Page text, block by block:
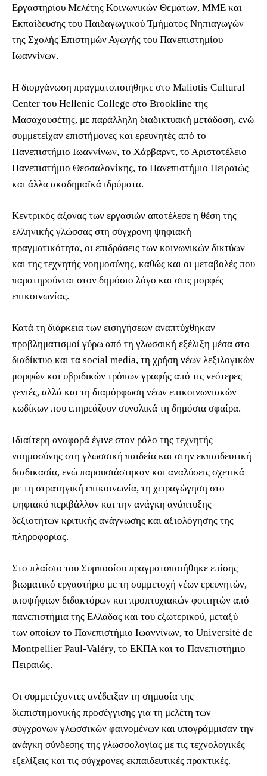
Εργαστηρίου Μελέτης Κοινωνικών Θεμάτων, ΜΜΕ και
Εκπαίδευσης του Παιδαγωγικού Τμήματος Νηπιαγωγών
της Σχολής Επιστημών Αγωγής του Πανεπιστημίου
Ιωαννίνων.
Η διοργάνωση πραγματοποιήθηκε στο Maliotis Cultural
Center του Hellenic College στο Brookline της
Μασαχουσέτης, με παράλληλη διαδικτυακή μετάδοση, ενώ
συμμετείχαν επιστήμονες και ερευνητές από το
Πανεπιστήμιο Ιωαννίνων, το Χάρβαρντ, το Αριστοτέλειο
Πανεπιστήμιο Θεσσαλονίκης, το Πανεπιστήμιο Πειραιώς
και άλλα ακαδημαϊκά ιδρύματα.
Κεντρικός άξονας των εργασιών αποτέλεσε η θέση της
ελληνικής γλώσσας στη σύγχρονη ψηφιακή
πραγματικότητα, οι επιδράσεις των κοινωνικών δικτύων
και της τεχνητής νοημοσύνης, καθώς και οι μεταβολές που
παρατηρούνται στον δημόσιο λόγο και στις μορφές
επικοινωνίας.
Κατά τη διάρκεια των εισηγήσεων αναπτύχθηκαν
προβληματισμοί γύρω από τη γλωσσική εξέλιξη μέσα στο
διαδίκτυο και τα social media, τη χρήση νέων λεξιλογικών
μορφών και υβριδικών τρόπων γραφής από τις νεότερες
γενιές, αλλά και τη διαμόρφωση νέων επικοινωνιακών
κωδίκων που επηρεάζουν συνολικά τη δημόσια σφαίρα.
Ιδιαίτερη αναφορά έγινε στον ρόλο της τεχνητής
νοημοσύνης στη γλωσσική παιδεία και στην εκπαιδευτική
διαδικασία, ενώ παρουσιάστηκαν και αναλύσεις σχετικά
με τη στρατηγική επικοινωνία, τη χειραγώγηση στο
ψηφιακό περιβάλλον και την ανάγκη ανάπτυξης
δεξιοτήτων κριτικής ανάγνωσης και αξιολόγησης της
πληροφορίας.
Στο πλαίσιο του Συμποσίου πραγματοποιήθηκε επίσης
βιωματικό εργαστήριο με τη συμμετοχή νέων ερευνητών,
υποψήφιων διδακτόρων και προπτυχιακών φοιτητών από
πανεπιστήμια της Ελλάδας και του εξωτερικού, μεταξύ
των οποίων το Πανεπιστήμιο Ιωαννίνων, το Université de
Montpellier Paul-Valéry, το ΕΚΠΑ και το Πανεπιστήμιο
Πειραιώς.
Οι συμμετέχοντες ανέδειξαν τη σημασία της
διεπιστημονικής προσέγγισης για τη μελέτη των
σύγχρονων γλωσσικών φαινομένων και υπογράμμισαν την
ανάγκη σύνδεσης της γλωσσολογίας με τις τεχνολογικές
εξελίξεις και τις σύγχρονες εκπαιδευτικές πρακτικές.